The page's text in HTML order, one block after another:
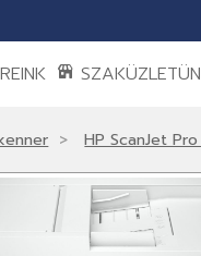
HP ScanJet